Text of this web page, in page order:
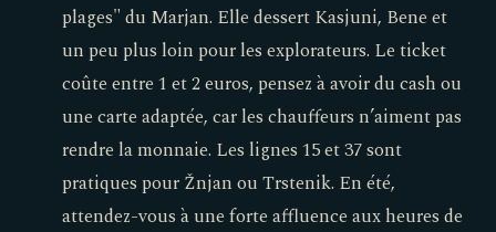
plages" du Marjan. Elle dessert Kasjuni, Bene et
un peu plus loin pour les explorateurs. Le ticket
coûte entre 1 et 2 euros, pensez à avoir du cash ou
une carte adaptée, car les chauffeurs n’aiment pas
rendre la monnaie. Les lignes 15 et 37 sont
pratiques pour Žnjan ou Trstenik. En été,
attendez-vous à une forte affluence aux heures de